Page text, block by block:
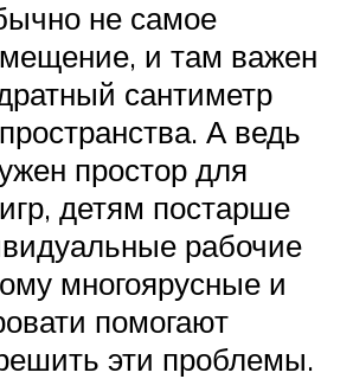
не самое
и там важен
сантиметр
А ведь
простор для
детям постарше
рабочие
многоярусные и
помогают
эти проблемы.